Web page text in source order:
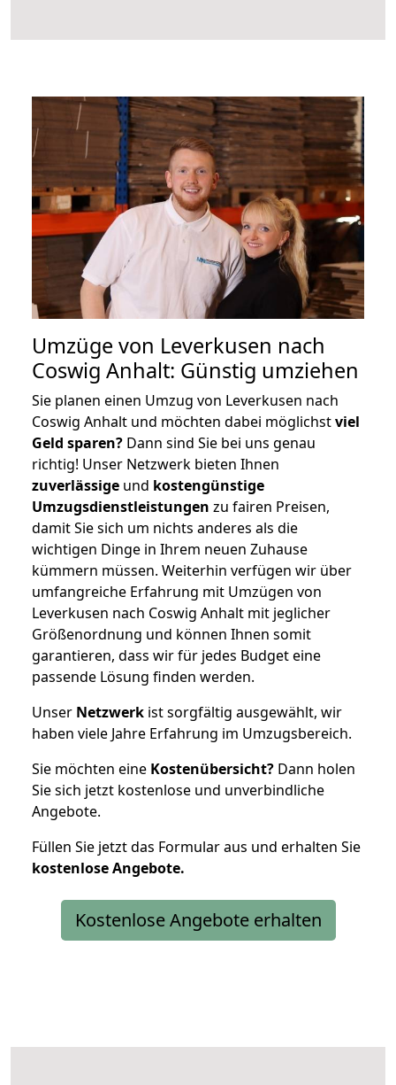
Umzüge von Leverkusen nach
Coswig Anhalt: Günstig umziehen
Sie planen einen Umzug von Leverkusen nach
Coswig Anhalt und möchten dabei möglichstviel
Geld sparen? Dann sind Sie bei uns genau
richtig! Unser Netzwerk bieten Ihnen
zuverlässige und kostengünstige
Umzugsdienstleistungen zu fairen Preisen,
damit Sie sich um nichts anderes als die
wichtigen Dinge in Ihrem neuen Zuhause
kümmern müssen. Weiterhin verfügen wir über
umfangreiche Erfahrung mit Umzügen von
Leverkusen nach Coswig Anhalt mit jeglicher
Größenordnung und können Ihnen somit
garantieren, dass wir für jedes Budget eine
passende Lösung finden werden.
Unser Netzwerk ist sorgfältig ausgewählt, wir
haben viele Jahre Erfahrung im Umzugsbereich.
Sie möchten eine Kostenübersicht? Dann holen
Sie sich jetzt kostenlose und unverbindliche
Angebote.
Füllen Sie jetzt das Formular aus und erhalten Sie
kostenloseAngebote.
Kostenlose Angebote erhalten